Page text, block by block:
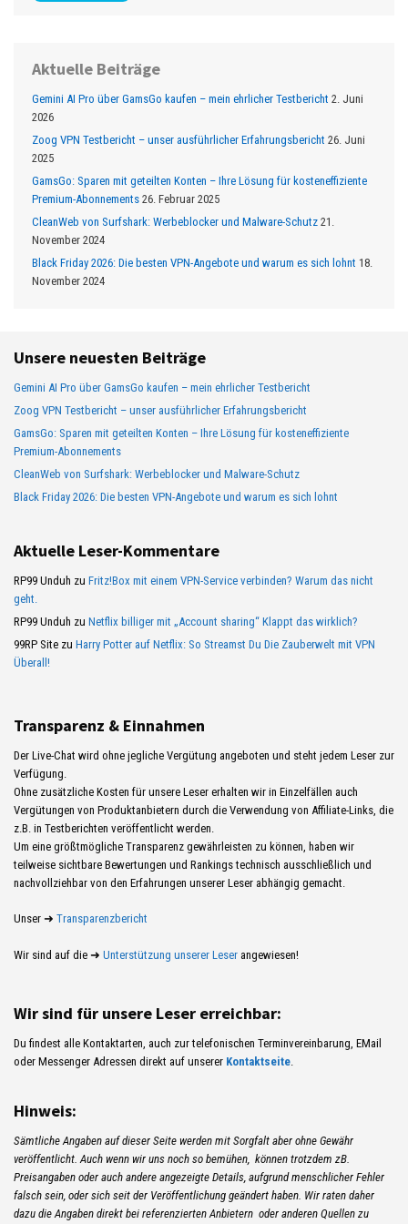
Aktuelle Beiträge
Gemini AI Pro über GamsGo kaufen – mein ehrlicher Testbericht 2. Juni
2026
Zoog VPN Testbericht – unser ausführlicher Erfahrungsbericht 26. Juni
2025
GamsGo: Sparen mit geteilten Konten – Ihre Lösung für kosteneffiziente
Premium-Abonnements 26. Februar 2025
CleanWeb von Surfshark: Werbeblocker und Malware-Schutz 21.
November 2024
Black Friday 2026: Die besten VPN-Angebote und warum es sich lohnt 18.
November 2024
Unsere neuesten Beiträge
Gemini AI Pro über GamsGo kaufen – mein ehrlicher Testbericht
Zoog VPN Testbericht – unser ausführlicher Erfahrungsbericht
GamsGo: Sparen mit geteilten Konten – Ihre Lösung für kosteneffiziente
Premium-Abonnements
CleanWeb von Surfshark: Werbeblocker und Malware-Schutz
Black Friday 2026: Die besten VPN-Angebote und warum es sich lohnt
Aktuelle Leser-Kommentare
RP99 Unduh zu Fritz!Box mit einem VPN-Service verbinden? Warum das nicht
geht.
RP99 Unduh zu Netflix billiger mit „Account sharing“ Klappt das wirklich?
99RP Site zu Harry Potter auf Netflix: So Streamst Du Die Zauberwelt mit VPN
Überall!
Transparenz & Einnahmen
Der Live-Chat wird ohne jegliche Vergütung angeboten und steht jedem Leser zur
Verfügung.
Ohne zusätzliche Kosten für unsere Leser erhalten wir in Einzelfällen auch
Vergütungen von Produktanbietern durch die Verwendung von Affiliate-Links, die
z.B. in Testberichten veröffentlicht werden.
Um eine größtmögliche Transparenz gewährleisten zu können, haben wir
teilweise sichtbare Bewertungen und Rankings technisch ausschließlich und
nachvollziehbar von den Erfahrungen unserer Leser abhängig gemacht.
Unser ➜ Transparenzbericht
Wir sind auf die ➜ Unterstützung unserer Leser angewiesen!
Wir sind für unsere Leser erreichbar:
Du findest alle Kontaktarten, auch zur telefonischen Terminvereinbarung, EMail
oder Messenger Adressen direkt auf unserer Kontaktseite
Hinweis:
Sämtliche Angaben auf dieser Seite werden mit Sorgfalt aber ohne Gewähr
veröffentlicht. Auch wenn wir uns noch so bemühen, können trotzdem zB.
Preisangaben oder auch andere angezeigte Details, aufgrund menschlicher Fehler
falsch sein, oder sich seit der Veröffentlichung geändert haben. Wir raten daher
dazu die Angaben direkt bei referenzierten Anbietern oder anderen Quellen zu